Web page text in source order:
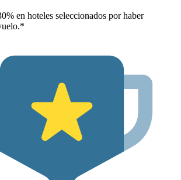
en hoteles seleccionados por haber